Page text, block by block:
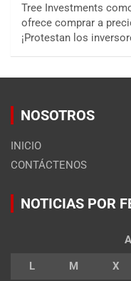
Tree Investments
ofrece comprar a
¡Protestan los
NOSOTROS
INICIO
CONTÁCTENOS
NOTICIAS POR
L M X